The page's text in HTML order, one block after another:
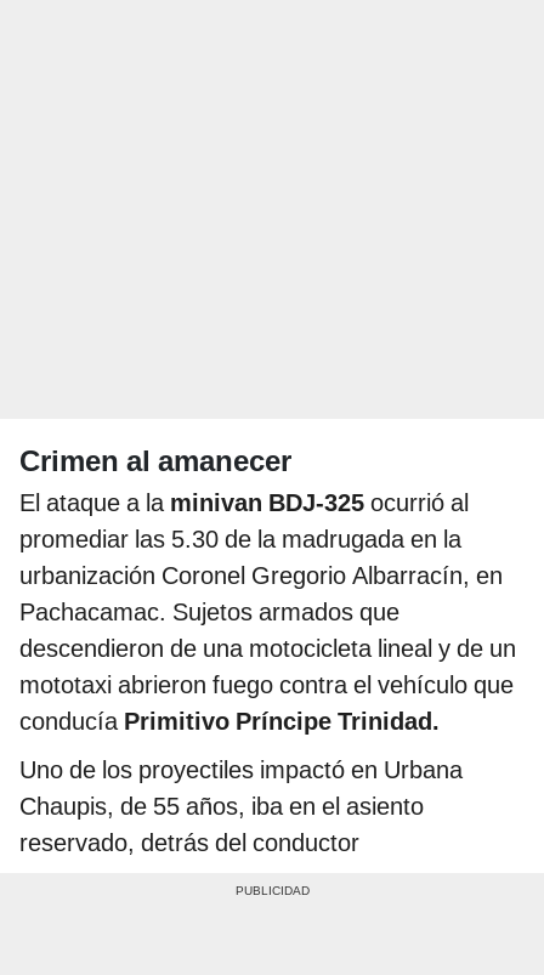
Crimen al amanecer
El ataque a la minivan BDJ-325 ocurrió al
promediar las 5.30 de la madrugada en la
urbanización Coronel Gregorio Albarracín, en
Pachacamac. Sujetos armados que
descendieron de una motocicleta lineal y de un
mototaxi abrieron fuego contra el vehículo que
conducía Primitivo Príncipe Trinidad.
Uno de los proyectiles impactó en Urbana
Chaupis, de 55 años, iba en el asiento
reservado, detrás del conductor